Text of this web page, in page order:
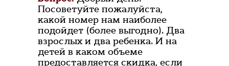
Посоветуйте пожалуйста,
какой номер нам наиболее
подойдет (более выгодно). Два
взрослых и два ребенка. И на
детей в каком объеме
предоставляется скидка, если